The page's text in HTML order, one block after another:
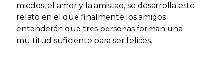
miedos, el amor y la amistad, se desarrolla este
relato en el que finalmente los amigos
entenderán que tres personas forman una
multitud suficiente para ser felices.